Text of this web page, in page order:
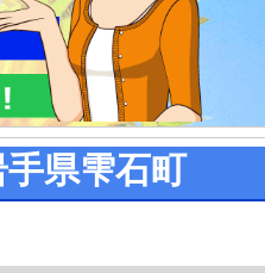
県雫石町